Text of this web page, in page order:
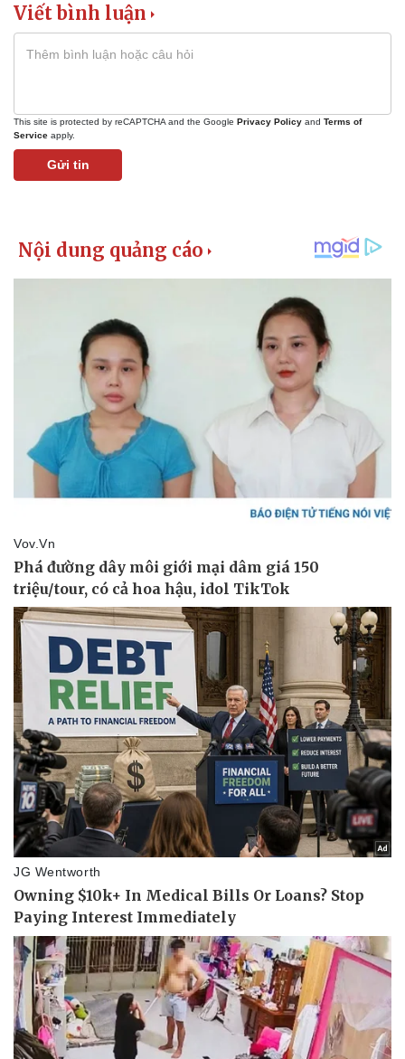
Pháp luật
Vụ án
Tin nóng
Tư vấn luật
Quân sự - Quốc phòng
Việt Nam
Phân tích
Viết bình luận
This site is protected by reCAPTCHA and the Google Privacy Policy and Terms of
Service apply.
Gửi tin